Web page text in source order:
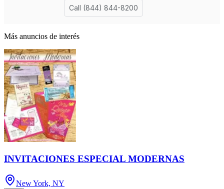
Más anuncios de interés
INVITACIONES ESPECIAL MODERNAS
New York, NY